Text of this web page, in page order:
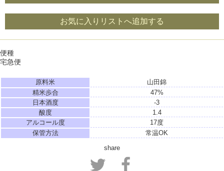
お気に入りリストへ追加する
便種
宅急便
原料米
山田錦
精米歩合
47%
日本酒度
-3
酸度
1.4
アルコール度
17度
保管方法
常温OK
share